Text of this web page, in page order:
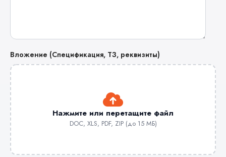
Вложение (Спецификация, ТЗ, реквизиты)
Нажмите или перетащите файл
DOC, XLS, PDF, ZIP (до 15 МБ)